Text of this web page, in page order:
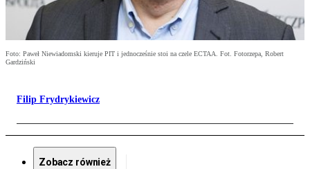
Foto: Paweł Niewiadomski kieruje PIT i jednocześnie stoi na czele ECTAA. Fot. Fotorzepa, Robert
Gardziński
Filip Frydrykiewicz
Zobacz również